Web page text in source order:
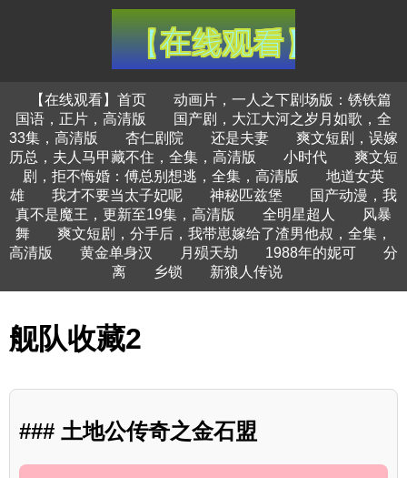
【在线观看】首页
动画片，一人之下剧场版：锈铁篇
国语，正片，高清版
国产剧，大江大河之岁月如歌，全
33集，高清版
杏仁剧院 还是夫妻
爽文短剧，误嫁
历总，夫人马甲藏不住，全集，高清版
小时代
爽文短
剧，拒不悔婚：傅总别想逃，全集，高清版
地道女英
雄
我才不要当太子妃呢 神秘匹兹堡
国产动漫，我
真不是魔王，更新至19集，高清版
全明星超人
风暴
舞
爽文短剧，分手后，我带崽嫁给了渣男他叔，全集，
高清版
黄金单身汉 月殒天劫 1988年的妮可
分
离
乡锁 新狼人传说
舰队收藏2
### 土地公传奇之金石盟